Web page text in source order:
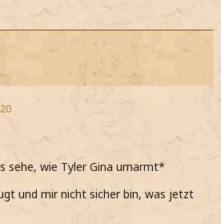
sehe, wie Tyler Gina umarmt*
und mir nicht sicher bin, was jetzt